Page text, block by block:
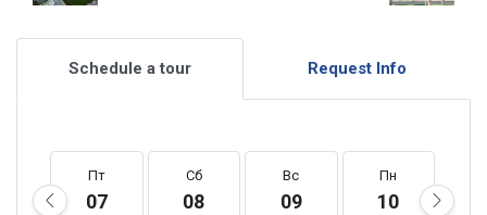
Schedule a tour Request Info
Пт
07
Сб
08
Вс
09
Пн
10